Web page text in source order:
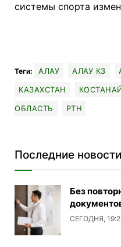
системы спорта
Теги: АЛАУ АЛАУ КЗ
КАЗАХСТАН
ОБЛАСТЬ
РТН
Последние новости
Без
СЕГОДНЯ,